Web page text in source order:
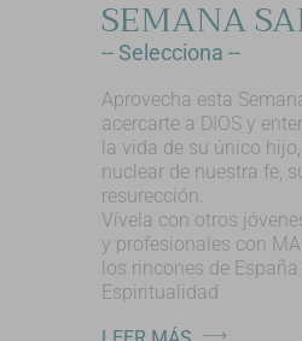
SEMANA
-- Selecciona --
Aprovecha esta
acercarte a DIOS y
la vida de su único
nuclear de nuestra fe,
resurección.
Vívela con otros
y profesionales con
los rincones de España
Espiritualidad